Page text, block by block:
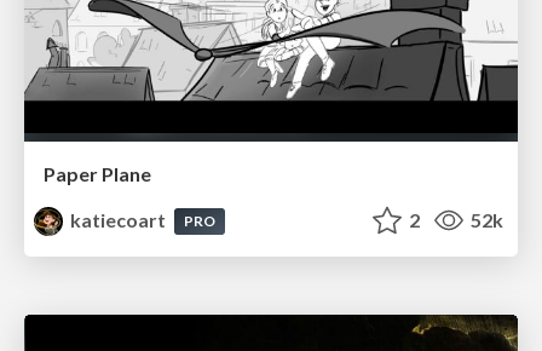
Paper Plane
katiecoart
PRO 2 52k